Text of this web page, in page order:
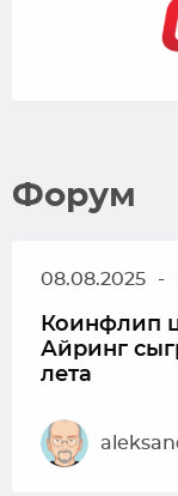
Форум
08.08.2025 -
Коинфлип
Айринг
лета